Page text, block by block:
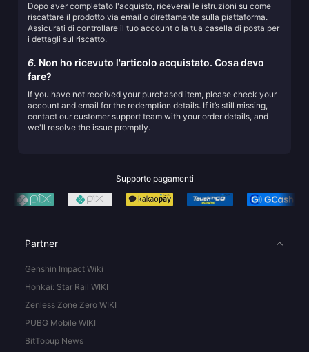
Dopo aver completato l'acquisto, riceverai le istruzioni su come
riscattare il prodotto via email o direttamente sulla piattaforma.
Assicurati di controllare il tuo account o la tua casella di posta per
i dettagli sul riscatto.
6. Non ho ricevuto l'articolo acquistato. Cosa devo
fare?
If you have not received your purchased item, please check your
account and email for the redemption details. If it’s still missing,
contact our customer support team with your order details, and
we'll resolve the issue promptly.
Supporto pagamenti
Partner
Genshin Impact Wiki
Honkai: Star Rail WIKI
Zenless Zone Zero WIKI
PUBG Mobile WIKI
BitTopup News